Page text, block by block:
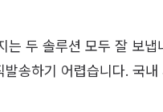
두 솔루션 모두 잘 보
송하기 어렵습니다. 국